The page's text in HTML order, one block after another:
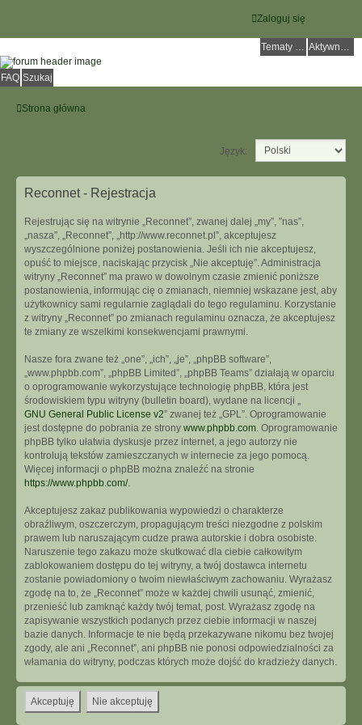
Zaloguj się
Tematy bez odpowiedzi Aktywne tematy
FAQ Szukaj
Strona główna
Język:
Reconnet - Rejestracja
Rejestrując się na witrynie „Reconnet”, zwanej dalej „my”, ”nas”,
„nasza”, „Reconnet”, „http://www.reconnet.pl”, akceptujesz
wyszczególnione poniżej postanowienia. Jeśli ich nie akceptujesz,
opuść to miejsce, naciskając przycisk „Nie akceptuję”. Administracja
witryny „Reconnet” ma prawo w dowolnym czasie zmienić poniższe
postanowienia, informując cię o zmianach, niemniej wskazane jest, aby
użytkownicy sami regularnie zaglądali do tego regulaminu. Korzystanie
z witryny „Reconnet” po zmianach regulaminu oznacza, że akceptujesz
te zmiany ze wszelkimi konsekwencjami prawnymi.
Nasze fora zwane też „one”, „ich”, „je”, „phpBB software”,
„www.phpbb.com”, „phpBB Limited”, „phpBB Teams” działają w oparciu
o oprogramowanie wykorzystujące technologię phpBB, która jest
środowiskiem typu witryny (bulletin board), wydane na licencji „
GNU General Public License v2” zwanej też „GPL”. Oprogramowanie
jest dostępne do pobrania ze strony www.phpbb.com. Oprogramowanie
phpBB tylko ułatwia dyskusje przez internet, a jego autorzy nie
kontrolują tekstów zamieszczanych w internecie za jego pomocą.
Więcej informacji o phpBB można znaleźć na stronie
https://www.phpbb.com/.
Akceptujesz zakaz publikowania wypowiedzi o charakterze
obraźliwym, oszczerczym, propagującym treści niezgodne z polskim
prawem lub naruszającym cudze prawa autorskie i dobra osobiste.
Naruszenie tego zakazu może skutkować dla ciebie całkowitym
zablokowaniem dostępu do tej witryny, a twój dostawca internetu
zostanie powiadomiony o twoim niewłaściwym zachowaniu. Wyrażasz
zgodę na to, że „Reconnet” może w każdej chwili usunąć, zmienić,
przenieść lub zamknąć każdy twój temat, post. Wyrażasz zgodę na
zapisywanie wszystkich podanych przez ciebie informacji w naszej
bazie danych. Informacje te nie będą przekazywane nikomu bez twojej
zgody, ale ani „Reconnet”, ani phpBB nie ponosi odpowiedzialności za
włamania do witryny, podczas których może dojść do kradzieży danych.